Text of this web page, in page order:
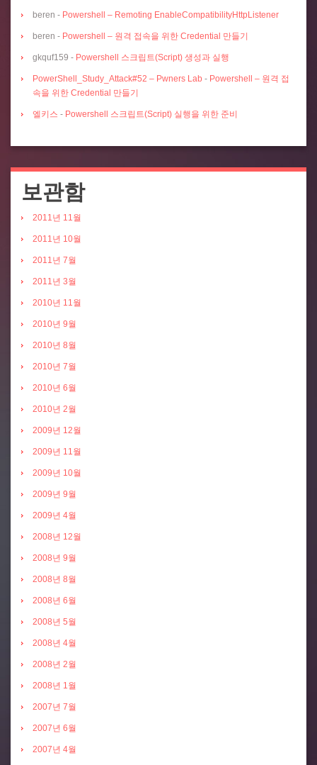
beren - Powershell – Remoting EnableCompatibilityHttpListener
beren - Powershell – 원격 접속을 위한 Credential 만들기
gkquf159 - Powershell 스크립트(Script) 생성과 실행
PowerShell_Study_Attack#52 – Pwners Lab - Powershell – 원격 접
속을 위한 Credential 만들기
엘키스 - Powershell 스크립트(Script) 실행을 위한 준비
보관함
2011년 11월
2011년 10월
2011년 7월
2011년 3월
2010년 11월
2010년 9월
2010년 8월
2010년 7월
2010년 6월
2010년 2월
2009년 12월
2009년 11월
2009년 10월
2009년 9월
2009년 4월
2008년 12월
2008년 9월
2008년 8월
2008년 6월
2008년 5월
2008년 4월
2008년 2월
2008년 1월
2007년 7월
2007년 6월
2007년 4월